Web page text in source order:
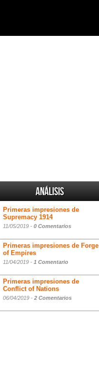
Análisis
Primeras impresiones de
Supremacy 1914
11/05/2019 - 0 Comentarios
Primeras impresiones de Forge
of Empires
11/04/2019 - 1 Comentario
Primeras impresiones de
Conflict of Nations
06/04/2019 - 2 Comentarios